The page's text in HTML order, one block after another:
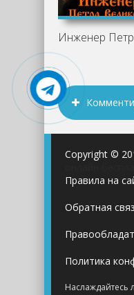
Copyright ©
Правила на
Обратная
Политика